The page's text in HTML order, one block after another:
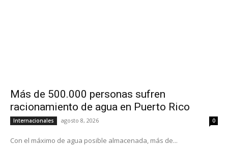
Más de 500.000 personas sufren
racionamiento de agua en Puerto Rico
Internacionales agosto 8, 2026 0
Con el máximo de agua posible almacenada, más de...